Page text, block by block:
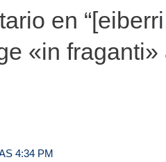
en
«in fraganti»
4:34 PM